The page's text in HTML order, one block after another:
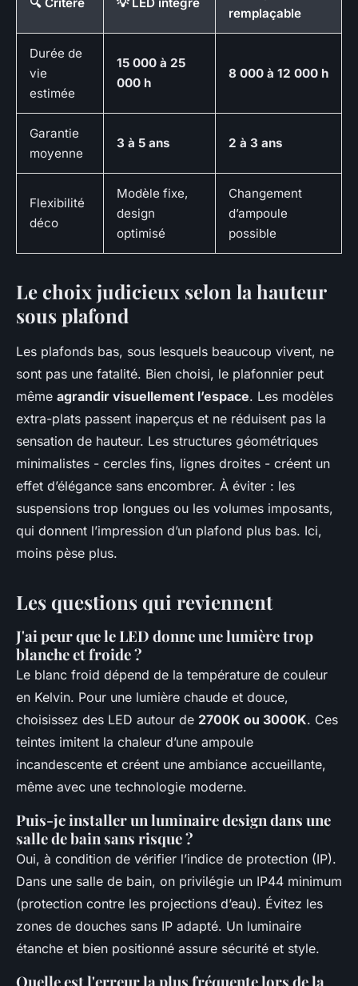
remplaçable
Durée de
vie
estimée
15 000 à 25
000 h
8 000 à 12 000 h
Garantie
moyenne
3 à 5 ans 2 à 3 ans
Flexibilité
déco
Modèle fixe,
design
optimisé
Changement
d’ampoule
possible
Le choix judicieux selon la hauteur
sous plafond
Les plafonds bas, sous lesquels beaucoup vivent, ne
sont pas une fatalité. Bien choisi, le plafonnier peut
même agrandir visuellement l’espace. Les modèles
extra-plats passent inaperçus et ne réduisent pas la
sensation de hauteur. Les structures géométriques
minimalistes - cercles fins, lignes droites - créent un
effet d’élégance sans encombrer. À éviter : les
suspensions trop longues ou les volumes imposants,
qui donnent l’impression d’un plafond plus bas. Ici,
moins pèse plus.
Les questions qui reviennent
J'ai peur que le LED donne une lumière trop
blanche et froide ?
Le blanc froid dépend de la température de couleur
en Kelvin. Pour une lumière chaude et douce,
choisissez des LED autour de 2700K ou 3000K. Ces
teintes imitent la chaleur d’une ampoule
incandescente et créent une ambiance accueillante,
même avec une technologie moderne.
Puis-je installer un luminaire design dans une
salle de bain sans risque ?
Oui, à condition de vérifier l’indice de protection (IP).
Dans une salle de bain, on privilégie un IP44 minimum
(protection contre les projections d’eau). Évitez les
zones de douches sans IP adapté. Un luminaire
étanche et bien positionné assure sécurité et style.
Quelle est l'erreur la plus fréquente lors de la